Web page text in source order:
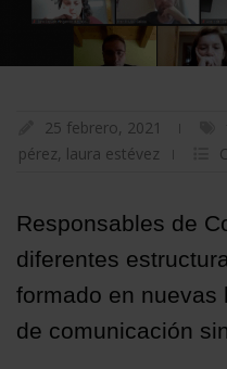
25 febrero, 2021
pérez, laura estévez
Responsables de
diferentes
formado en nuevas
de comunicación